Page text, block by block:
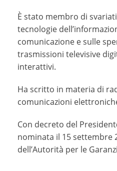
È stato membro di
tecnologie
comunicazione e sulle
trasmissioni televisive
interattivi.
Ha scritto in materia di
comunicazioni
Con decreto del
nominata il 15 settembre
dell’Autorità per le